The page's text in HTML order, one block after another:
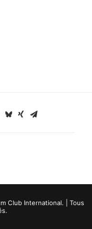
Sa religion
encore mal
Club International. | Tous